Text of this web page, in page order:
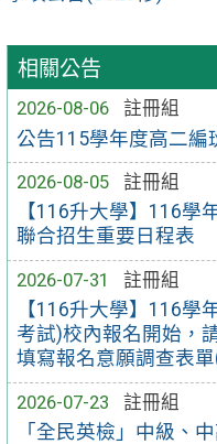
相關公告
2026-08-06
註冊組
公告115學年度高二編
2026-08-05
註冊組
【116升大學】116學
聯合招生重要日程表
2026-07-31
註冊組
【116升大學】116學
考試)校內報名開始，
填寫報名意願調查表
2026-07-23
註冊組
「全民英檢」中級、